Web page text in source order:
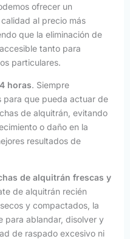
ofrecer un
al precio más
que la eliminación de
tanto para
particulares.
horas. Siempre
para que pueda actuar de
de alquitrán, evitando
o daño en la
resultados de
de alquitrán frescas y
de alquitrán recién
y compactados, la
para ablandar, disolver y
de raspado excesivo ni